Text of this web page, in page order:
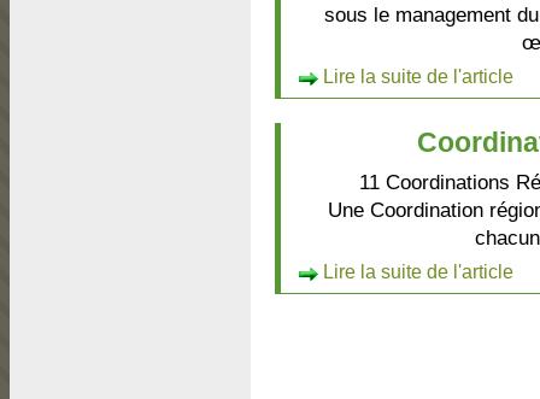
sous le management
Lire la suite de l'article
11 Coordinations
Une Coordination
Lire la suite de l'article